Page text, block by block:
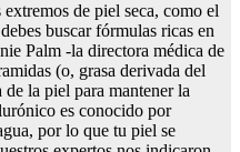
de piel seca, como el
buscar fórmulas ricas en
Palm -la directora médica de
(o, grasa derivada del
la piel para mantener la
es conocido por
por lo que tu piel se